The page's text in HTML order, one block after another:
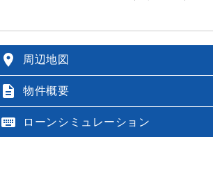
 周辺地図
 物件概要
 ローンシミュレーション